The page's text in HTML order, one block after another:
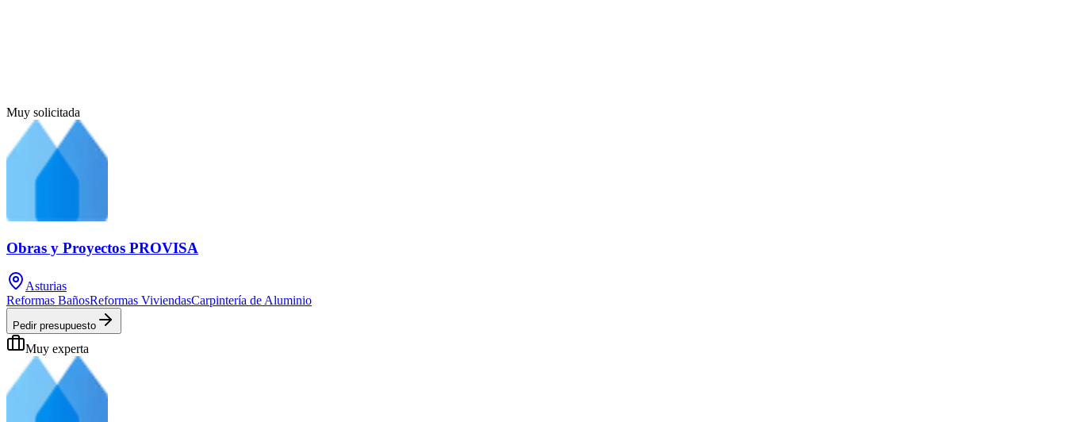
Muy solicitada
Obras y Proyectos PROVISA
Asturias
Reformas BañosReformas ViviendasCarpintería de Aluminio
Pedir presupuesto
Muy experta